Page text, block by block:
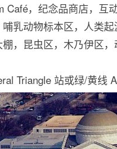
Café，纪念品商店，互
乳动物标本区，人类
，昆虫区，木乃伊区
Triangle 站或绿/黄线